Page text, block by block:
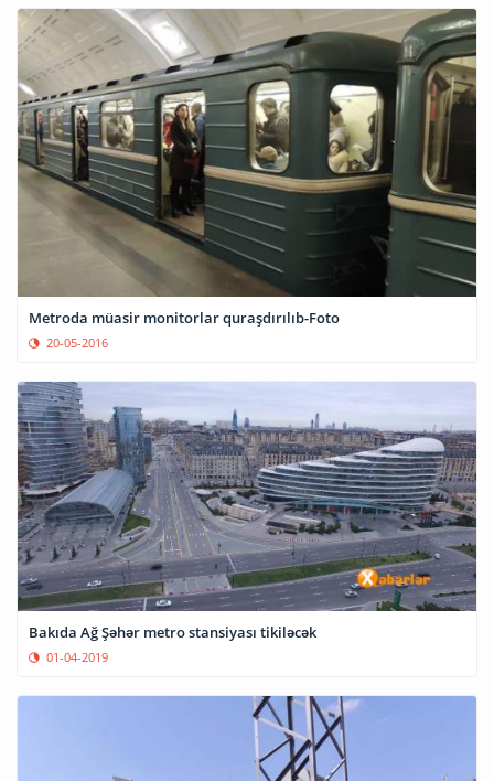
Metroda müasir monitorlar quraşdırılıb-Foto
20-05-2016
Bakıda Ağ Şəhər metro stansiyası tikiləcək
01-04-2019